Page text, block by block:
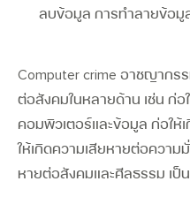
ลบข้อมูล การทำลายข้อมู
Computer crime อาชญากร
ต่อสังคมในหลายด้าน เช่น ก่อ
คอมพิวเตอร์และข้อมูล ก่อให้
ให้เกิดความเสียหายต่อความ
หายต่อสังคมและศีลธรรม เป็